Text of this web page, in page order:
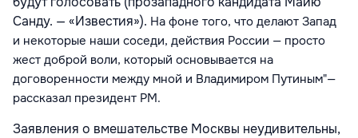
Санду. — «Известия»). На фоне того, что делают Запад
и некоторые наши соседи, действия России — просто
жест доброй воли, который основывается на
договоренности между мной и Владимиром Путиным"—
рассказал президент РМ.
Заявления о вмешательстве Москвы неудивительны,